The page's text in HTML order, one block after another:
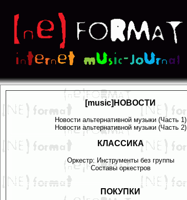
[music]НОВОСТИ
Новости альтернативной музыки (Часть 1)
Новости альтернативной музыки (Часть 2)
КЛАССИКА
Оркестр: Инструменты без группы
Составы оркестров
ПОКУПКИ